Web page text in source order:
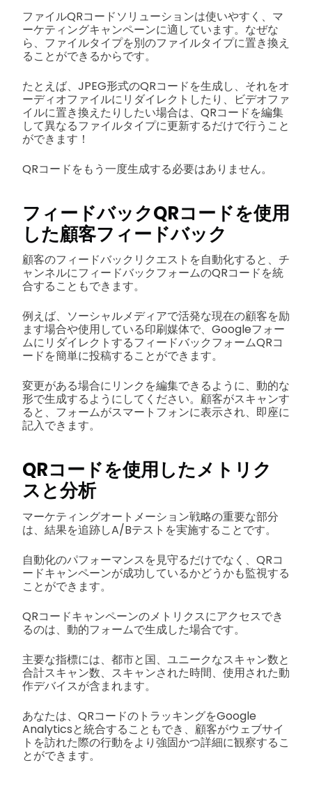
ファイルQRコードソリューションは使いやすく、マ
ーケティングキャンペーンに適しています。なぜな
ら、ファイルタイプを別のファイルタイプに置き換え
ることができるからです。
たとえば、JPEG形式のQRコードを生成し、それをオ
ーディオファイルにリダイレクトしたり、ビデオファ
イルに置き換えたりしたい場合は、QRコードを編集
して異なるファイルタイプに更新するだけで行うこと
ができます！
QRコードをもう一度生成する必要はありません。
フィードバックQRコードを使用
した顧客フィードバック
顧客のフィードバックリクエストを自動化すると、チ
ャンネルにフィードバックフォームのQRコードを統
合することもできます。
例えば、ソーシャルメディアで活発な現在の顧客を励
ます場合や使用している印刷媒体で、Googleフォー
ムにリダイレクトするフィードバックフォームQRコ
ードを簡単に投稿することができます。
変更がある場合にリンクを編集できるように、動的な
形で生成するようにしてください。顧客がスキャンす
ると、フォームがスマートフォンに表示され、即座に
記入できます。
QRコードを使用したメトリク
スと分析
マーケティングオートメーション戦略の重要な部分
は、結果を追跡しA/Bテストを実施することです。
自動化のパフォーマンスを見守るだけでなく、QRコ
ードキャンペーンが成功しているかどうかも監視する
ことができます。
QRコードキャンペーンのメトリクスにアクセスでき
るのは、動的フォームで生成した場合です。
主要な指標には、都市と国、ユニークなスキャン数と
合計スキャン数、スキャンされた時間、使用された動
作デバイスが含まれます。
あなたは、QRコードのトラッキングをGoogle
Analyticsと統合することもでき、顧客がウェブサイ
トを訪れた際の行動をより強固かつ詳細に観察するこ
とができます。